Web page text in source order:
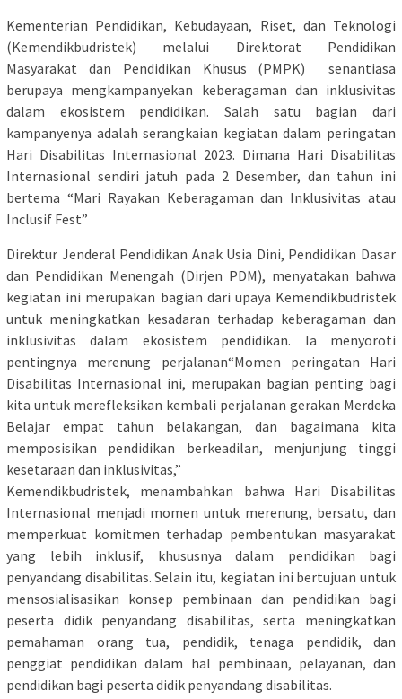
Kementerian Pendidikan, Kebudayaan, Riset, dan Teknologi
(Kemendikbudristek) melalui Direktorat Pendidikan
Masyarakat dan Pendidikan Khusus (PMPK) senantiasa
berupaya mengkampanyekan keberagaman dan inklusivitas
dalam ekosistem pendidikan. Salah satu bagian dari
kampanyenya adalah serangkaian kegiatan dalam peringatan
Hari Disabilitas Internasional 2023. Dimana Hari Disabilitas
Internasional sendiri jatuh pada 2 Desember, dan tahun ini
bertema “Mari Rayakan Keberagaman dan Inklusivitas atau
Inclusif Fest”
Direktur Jenderal Pendidikan Anak Usia Dini, Pendidikan Dasar
dan Pendidikan Menengah (Dirjen PDM), menyatakan bahwa
kegiatan ini merupakan bagian dari upaya Kemendikbudristek
untuk meningkatkan kesadaran terhadap keberagaman dan
inklusivitas dalam ekosistem pendidikan. Ia menyoroti
pentingnya merenung perjalanan“Momen peringatan Hari
Disabilitas Internasional ini, merupakan bagian penting bagi
kita untuk merefleksikan kembali perjalanan gerakan Merdeka
Belajar empat tahun belakangan, dan bagaimana kita
memposisikan pendidikan berkeadilan, menjunjung tinggi
kesetaraan dan inklusivitas,”
Kemendikbudristek, menambahkan bahwa Hari Disabilitas
Internasional menjadi momen untuk merenung, bersatu, dan
memperkuat komitmen terhadap pembentukan masyarakat
yang lebih inklusif, khususnya dalam pendidikan bagi
penyandang disabilitas. Selain itu, kegiatan ini bertujuan untuk
mensosialisasikan konsep pembinaan dan pendidikan bagi
peserta didik penyandang disabilitas, serta meningkatkan
pemahaman orang tua, pendidik, tenaga pendidik, dan
penggiat pendidikan dalam hal pembinaan, pelayanan, dan
pendidikan bagi peserta didik penyandang disabilitas.